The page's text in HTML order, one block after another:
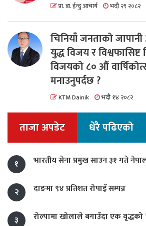
प्रा. डा. ईन्दु आचार्य भदौ २९ २०८२
चिनियाँ जनताको
युद्ध विजय र विश्वफासिष्ट
विजयको ८० औं
मनाउनुपर्दछ ?
KTM Dainik भदौ १४ २०८२
ताजा अपडेट धेरै पढिएको
१ भारतीय सेना प्रमुख साउन ३१ गते
२ दाङमा ९४ प्रतिशत रोपाइँ सम्पन्न
३ रोल्पामा खोलाले बगाउँदा एक वृद्धको